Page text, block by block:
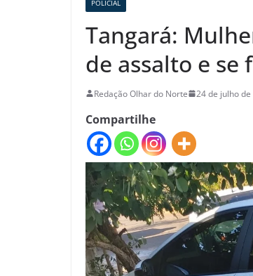
POLICIAL
Tangará:
de assalto e
Redação Olhar do Norte 24 de julho de
Compartilhe